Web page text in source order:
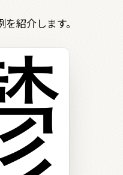
紹介します。